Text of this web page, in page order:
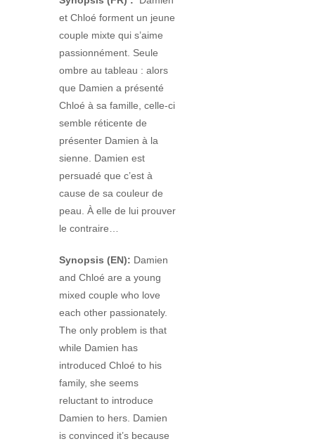
et Chloé forment un jeune
couple mixte qui s’aime
passionnément. Seule
ombre au tableau : alors
que Damien a présenté
Chloé à sa famille, celle-ci
semble réticente de
présenter Damien à la
sienne. Damien est
persuadé que c’est à
cause de sa couleur de
peau. À elle de lui prouver
le contraire…
Synopsis (EN): Damien
and Chloé are a young
mixed couple who love
each other passionately.
The only problem is that
while Damien has
introduced Chloé to his
family, she seems
reluctant to introduce
Damien to hers. Damien
is convinced it’s because